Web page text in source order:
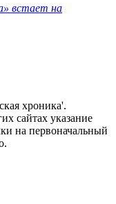
встает на
хроника'.
сайтах указание
на первоначальный